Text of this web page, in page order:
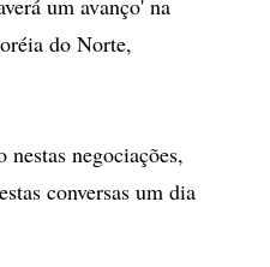
um avanço' na
do Norte,
negociações,
conversas um dia